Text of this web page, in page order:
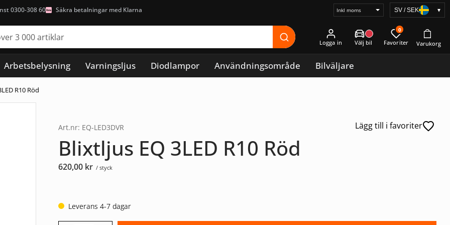
0300-308 60 Säkra betalningar med Klarna
Välj
SV / SEK ▾
Logga in
0
Arbetsbelysning Varningsljus Diodlampor Användningsområde Bilväljare
R10 Röd
Lägg till i favoriter
Art.nr: EQ-LED3DVR
Blixtljus EQ 3LED R10 Röd
620,00 kr / styck
Leverans 4-7 dagar